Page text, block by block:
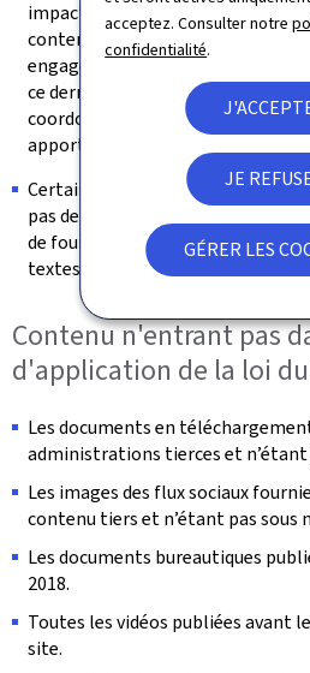
acceptez. Consulter notre
confidentialité.
JE
GÉRER LES
impactant ne bloquent pas
contenu s’avérait malgré tout
engageons à fournir sur demande
ce dernier (se référer à la
coordonnées de contact »). Une
apportée à la rédaction des
Certaines vidéos publiées après
pas de transcription textuelle
de fournir les messages transmis
textes environnants
Contenu n'entrant pas
d'application de la loi
Les documents en
administrations tierces et
Les images des flux sociaux
contenu tiers et n’étant pas sous
Les documents bureautiques
2018.
Toutes les vidéos publiées avant
site.